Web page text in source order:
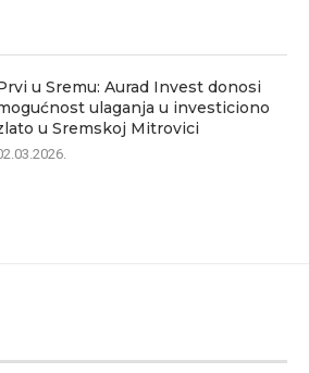
u Sremu: Aurad Invest donosi
ulaganja u investiciono
u Sremskoj Mitrovici